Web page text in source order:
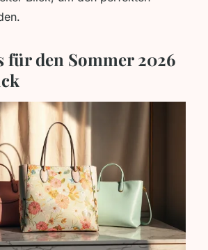
für den Sommer 2026